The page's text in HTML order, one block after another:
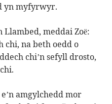
yn myfyrwyr.
meddai Zoë:
chi, na beth oedd o
chi’n sefyll drosto,
amgylchedd mor